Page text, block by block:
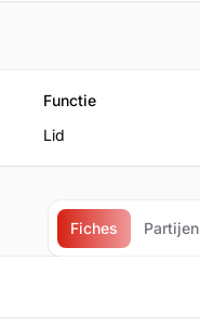
Functie
Lid
Fiches Partijen